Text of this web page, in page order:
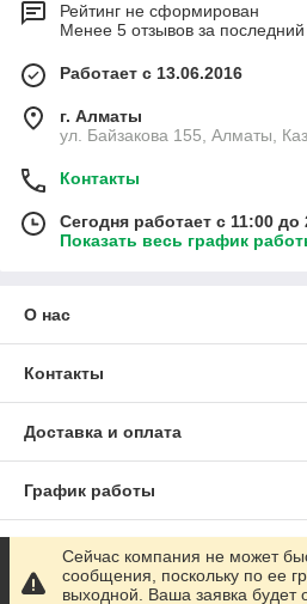
Рейтинг не сформирован
Менее 5 отзывов за последний
Работает с 13.06.2016
г. Алматы
ул. Байзакова 155, Алматы,
Контакты
Сегодня работает с 11:00 до
Показать весь график
О нас
Контакты
Доставка и оплата
График работы
Полная версия сайта
Сейчас компания не может
сообщения, поскольку по ее
выходной. Ваша заявка будет